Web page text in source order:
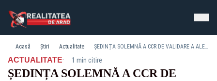
Acasă Știri Actualitate ȘEDINȚA SOLEMNĂ A CCR DE VALIDARE A ALEGERILOR. NICUȘOR DAN PREIA MANDATUL DE PREȘEDINTE AL ROMÂNIEI
ACTUALITATE· 1 min citire
ȘEDINȚA SOLEMNĂ A CCR DE